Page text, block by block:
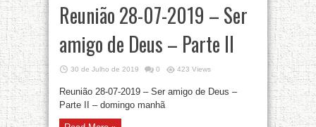
Reunião 28-07-2019 – Ser
amigo de Deus – Parte II
30 de Julho de 2019 0 423 Views
Reunião 28-07-2019 – Ser amigo de Deus –
Parte II – domingo manhã